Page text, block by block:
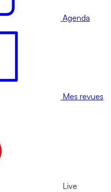
Agenda
Mes revues
Live